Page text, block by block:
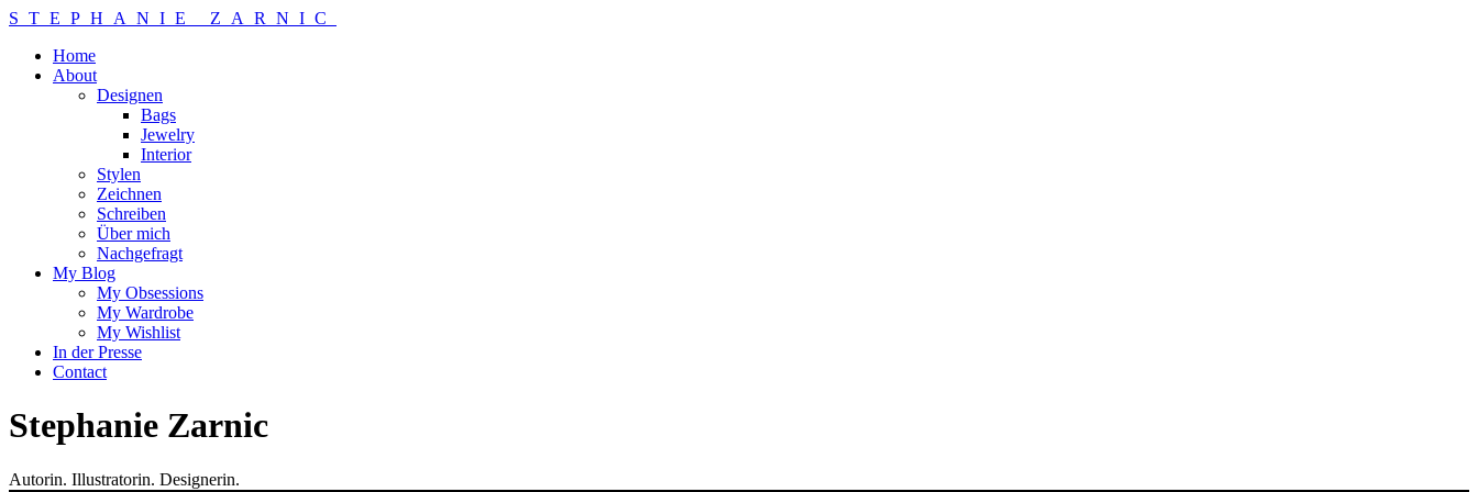
STEPHANIE ZARNIC
Home
About
Designen
Bags
Jewelry
Interior
Stylen
Zeichnen
Schreiben
Über mich
Nachgefragt
My Blog
My Obsessions
My Wardrobe
My Wishlist
In der Presse
Contact
Stephanie Zarnic
Autorin. Illustratorin. Designerin.